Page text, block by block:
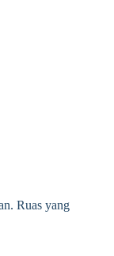
Ruas yang